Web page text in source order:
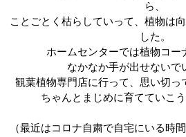
ら、
ことごとく枯らしていって、植物は
した。
ホームセンターでは植物コー
なかなか手が出せないで
観葉植物専門店に行って、思い切っ
ちゃんとまじめに育てていこ
（最近はコロナ自粛で自宅にいる時